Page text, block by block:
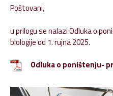
Poštovani,
u prilogu se nalazi Odluka o
biologije od 1. rujna 2025.
Odluka o poništenju-